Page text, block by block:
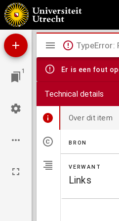
Cosmographiae introductio, cum quibusdam
nuperis reperta sunt.
1
Mirador
viewer
Er is een fout
Technical details
Over dit item
BRON
VERWANT
Links